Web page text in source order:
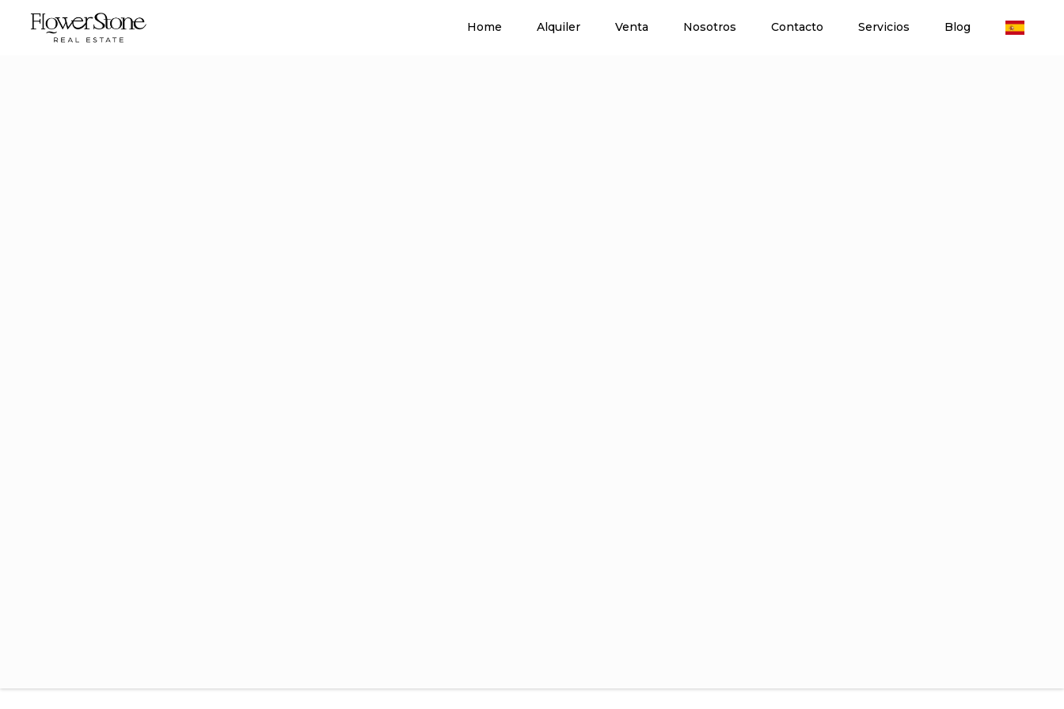
Home Alquiler Venta Nosotros Contacto Servicios Blog